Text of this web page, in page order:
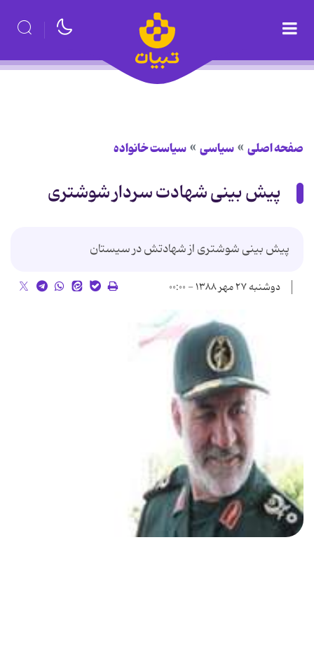
صفحه اصلی سیاسی سیاست خانواده
پیش بینی شهادت سردار شوشتری
پیش بینی شوشتری از شهادتش در سیستان
دوشنبه ۲۷ مهر ۱۳۸۸ - ۰۰:۰۰